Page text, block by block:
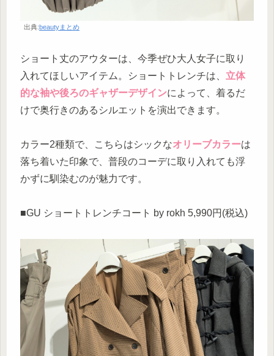
出典:beautyまとめ
ショート丈のアウターは、今季ぜひ大人女子に取り
入れてほしいアイテム。ショートトレンチは、 立体
的な袖や後ろのギャザーデザインによって、着るだ
けで奥行きのあるシルエットを演出できます。
カラー2種類で、こちらはシックなオリーブカラーは
落ち着いた印象で、普段のコーデに取り入れても浮
かずに馴染むのが魅力です。
■GU ショートトレンチコート by rokh 5,990円(税込)